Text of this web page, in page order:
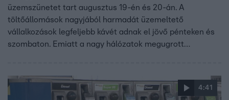
üzemszünetet tart augusztus 19-én és 20-án. A
töltőállomások nagyjából harmadát üzemeltető
vállalkozások legfeljebb kávét adnak el jövő pénteken és
szombaton. Emiatt a nagy hálózatok megugrott
4:41